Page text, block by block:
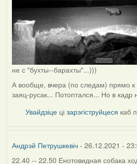
не с "бухты--барахты"...)))
А вообще, вчера (по следам) прямо
заяц-русак... Потоптался... Но в кадр
Увайдзіце цізарэгіструйцеся каб
Андрэй Петрушкевіч- 26.12.2021 -
22.40 -- 22.50 Енотовидная собака